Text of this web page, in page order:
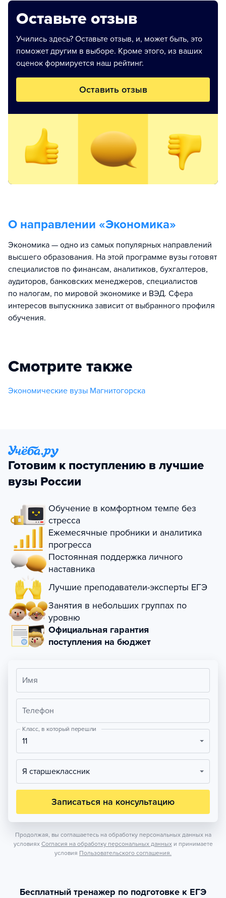
Оставьте отзыв
Учились здесь? Оставьте отзыв, и, может быть, это
поможет другим в выборе. Кроме этого, из ваших
оценок формируется наш рейтинг.
Оставить отзыв
О направлении «Экономика»
Экономика — одно из самых популярных направлений
высшего образования. На этой программе вузы готовят
специалистов по финансам, аналитиков, бухгалтеров,
аудиторов, банковских менеджеров, специалистов
по налогам, по мировой экономике и ВЭД. Сфера
интересов выпускника зависит от выбранного профиля
обучения.
Смотрите также
Экономические вузы Магнитогорска
Готовим к поступлению в лучшие
вузы России
Обучение в комфортном темпе без
стресса
Ежемесячные пробники и аналитика
прогресса
Постоянная поддержка личного
наставника
Лучшие преподаватели-эксперты ЕГЭ
Занятия в небольших группах по
уровню
Официальная гарантия
поступления на бюджет
Имя
Телефон
Класс, в который перешли
11
Я старшеклассник
Записаться на консультацию
Продолжая, вы соглашаетесь на обработку персональных данных на
условиях Согласия на обработку персональных данных и принимаете
условия Пользовательского соглашения.
Бесплатный тренажер по подготовке к ЕГЭ